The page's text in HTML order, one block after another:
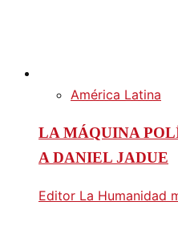
América Latina
LA MÁQUINA
A DANIEL JADUE
Editor La Humanidad